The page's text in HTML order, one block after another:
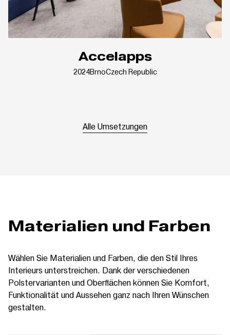
Accelapps
2024BrnoCzech Republic
Alle Umsetzungen
Materialien und Farben
Wählen Sie Materialien und Farben, die den Stil Ihres
Interieurs unterstreichen. Dank der verschiedenen
Polstervarianten und Oberflächen können Sie Komfort,
Funktionalität und Aussehen ganz nach Ihren Wünschen
gestalten.